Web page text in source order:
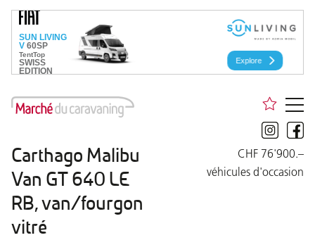
Carthago Malibu
Van GT 640 LE
RB, van/fourgon
vitré
CHF 76'900.–
véhicules d'occasion